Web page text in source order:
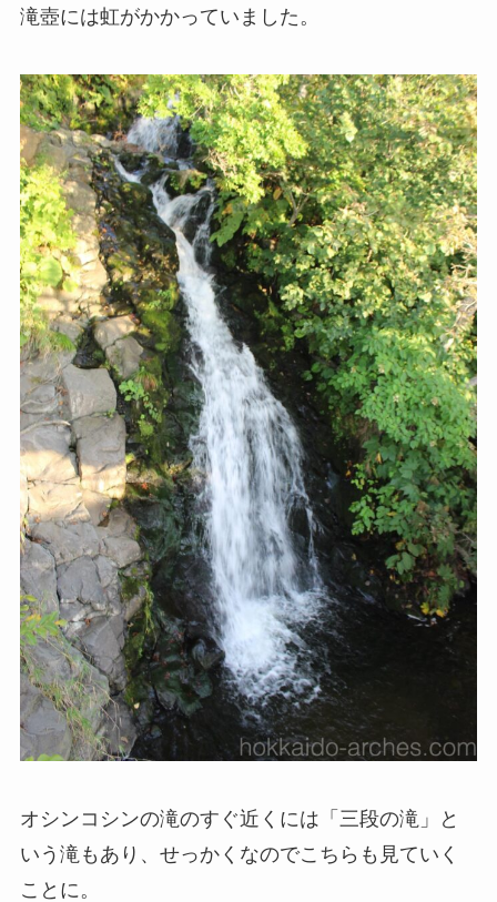
滝壺には虹がかかっていました。
オシンコシンの滝のすぐ近くには「三段の滝」と
いう滝もあり、せっかくなのでこちらも見ていく
ことに。